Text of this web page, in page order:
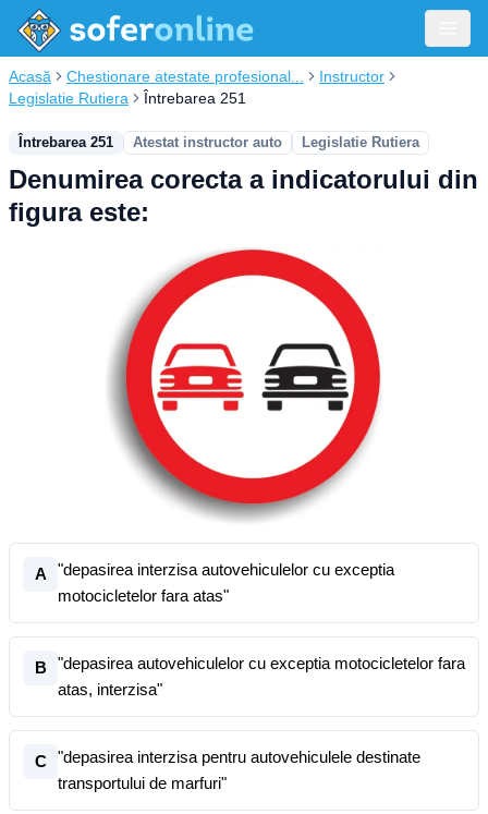
Acasă Chestionare atestate profesional...
Instructor
Legislatie Rutiera
Întrebarea 251
Întrebarea 251 Atestat instructor auto Legislatie Rutiera
Denumirea corecta a indicatorului din
figura este:
A
"depasirea interzisa autovehiculelor cu exceptia
motocicletelor fara atas"
B
"depasirea autovehiculelor cu exceptia motocicletelor fara
atas, interzisa"
C
"depasirea interzisa pentru autovehiculele destinate
transportului de marfuri"